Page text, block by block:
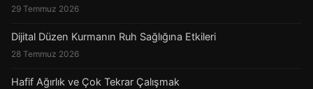
29 Temmuz 2026
Dijital Düzen Kurmanın Ruh Sağlığına Etkileri
28 Temmuz 2026
Hafif Ağırlık ve Çok Tekrar Çalışmak